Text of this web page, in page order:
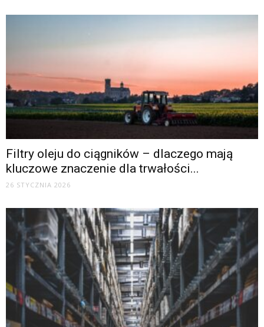
Filtry oleju do ciągników – dlaczego mają
kluczowe znaczenie dla trwałości...
26 STYCZNIA 2026